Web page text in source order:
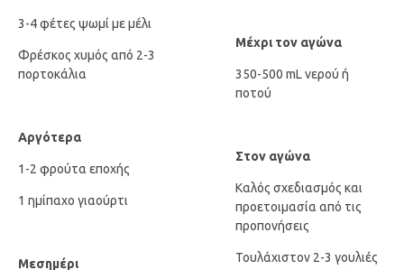
3-4 φέτες ψωμί με μέλι
Φρέσκος χυμός από 2-3
πορτοκάλια
Αργότερα
1-2 φρούτα εποχής
1 ημίπαχο γιαούρτι
Μεσημέρι
Μέχρι τον αγώνα
350-500 mL νερού ή
ποτού
Στον αγώνα
Καλός σχεδιασμός και
προετοιμασία από τις
προπονήσεις
Τουλάχιστον 2-3 γουλιές